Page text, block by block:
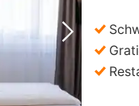
Nächstes